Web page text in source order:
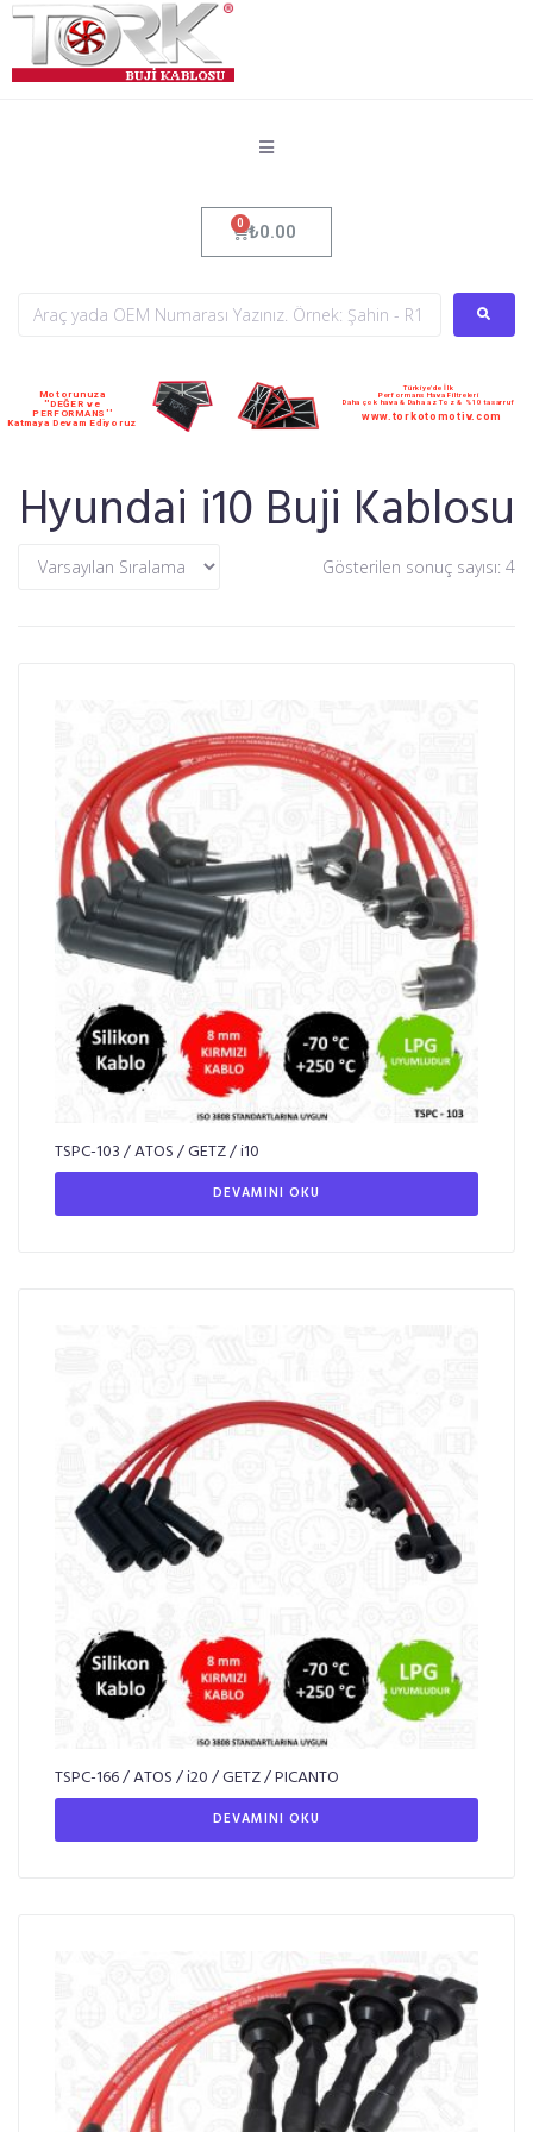
₺0.00
Motorunuza
''DEĞER ve
PERFORMANS''
Katmaya Devam Ediyoruz
Türkiye'de İlk
Performans Hava Filtreleri
Daha çok hava & Daha az Toz & %10 tasarruf
www.torkotomotiv.com
Hyundai i10 Buji Kablosu
Gösterilen sonuç sayısı: 4
TSPC-103 / ATOS / GETZ / i10
DEVAMINI OKU
TSPC-166 / ATOS / i20 / GETZ / PICANTO
DEVAMINI OKU